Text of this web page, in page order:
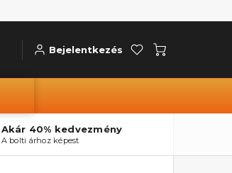
Bejelentkezés
Akár 40% kedvezmény
A bolti árhoz képest